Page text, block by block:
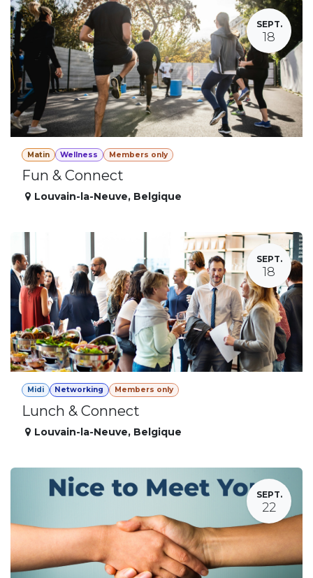
SEPT.
18
Matin Wellness Members only
Fun & Connect
Louvain-la-Neuve, Belgique
SEPT.
18
Midi Networking Members only
Lunch & Connect
Louvain-la-Neuve, Belgique
SEPT.
22